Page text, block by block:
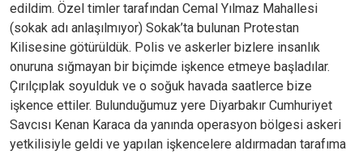
edildim. Özel timler tarafından Cemal Yılmaz Mahallesi
(sokak adı anlaşılmıyor) Sokak’ta bulunan Protestan
Kilisesine götürüldük. Polis ve askerler bizlere insanlık
onuruna sığmayan bir biçimde işkence etmeye başladılar.
Çırılçıplak soyulduk ve o soğuk havada saatlerce bize
işkence ettiler. Bulunduğumuz yere Diyarbakır Cumhuriyet
Savcısı Kenan Karaca da yanında operasyon bölgesi askeri
yetkilisiyle geldi ve yapılan işkencelere aldırmadan tarafıma